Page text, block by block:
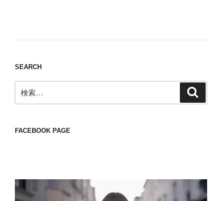
SEARCH
索:
FACEBOOK PAGE
動
画